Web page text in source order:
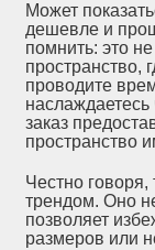
Может
дешевле и
помнить: это
пространство,
проводите
заказ
пространство
Честно
трендом. Оно
позволяет
размеров или